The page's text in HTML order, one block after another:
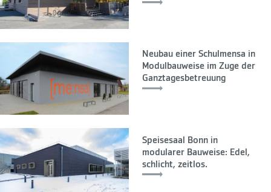
Neubau einer Schulmensa in
Modulbauweise im Zuge der
Ganztagesbetreuung
Speisesaal Bonn in
modularer Bauweise: Edel,
schlicht, zeitlos.